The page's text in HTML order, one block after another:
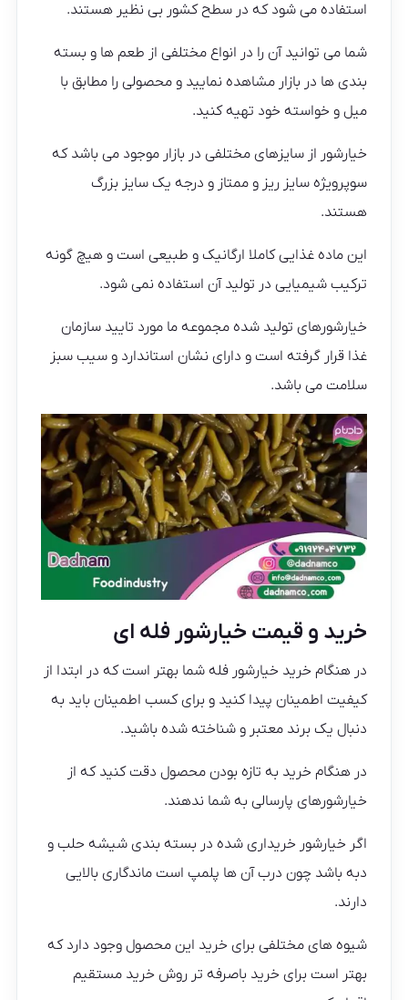
استفاده می شود که در سطح کشور بی نظیر هستند.
شما می توانید آن را در انواع مختلفی از طعم ها و بسته
بندی ها در بازار مشاهده نمایید و محصولی را مطابق با
میل و خواسته خود تهیه کنید.
خیارشور از سایزهای مختلفی در بازار موجود می باشد که
سوپرویژه سایز ریز و ممتاز و درجه یک سایز بزرگ
هستند.
این ماده غذایی کاملا ارگانیک و طبیعی است و هیچ گونه
ترکیب شیمیایی در تولید آن استفاده نمی شود.
خیارشورهای تولید شده مجموعه ما مورد تایید سازمان
غذا قرار گرفته است و دارای نشان استاندارد و سیب سبز
سلامت می باشد.
خرید و قیمت خیارشور فله ای
در هنگام خرید خیارشور فله شما بهتر است که در ابتدا از
کیفیت اطمینان پیدا کنید و برای کسب اطمینان باید به
دنبال یک برند معتبر و شناخته شده باشید.
در هنگام خرید به تازه بودن محصول دقت کنید که از
خیارشورهای پارسالی به شما ندهند.
اگر خیارشور خریداری شده در بسته بندی شیشه حلب و
دبه باشد چون درب آن ها پلمپ است ماندگاری بالایی
دارند.
شیوه های مختلفی برای خرید این محصول وجود دارد که
بهتر است برای خرید باصرفه تر روش خرید مستقیم